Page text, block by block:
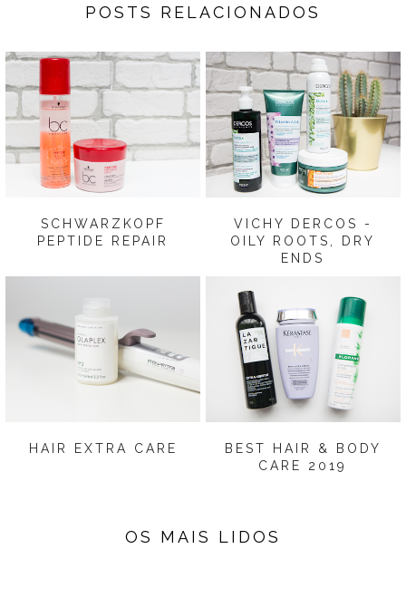
POSTS RELACIONADOS
SCHWARZKOPF
PEPTIDE REPAIR
VICHY DERCOS -
OILY ROOTS, DRY
ENDS
HAIR EXTRA CARE
BEST HAIR & BODY
CARE 2019
OS MAIS LIDOS